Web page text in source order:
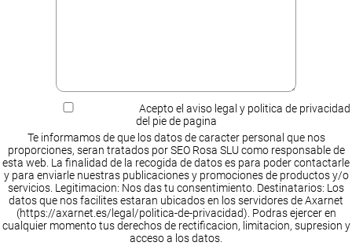
Acepto el aviso legal y politica de privacidad
del pie de pagina
Te informamos de que los datos de caracter personal que nos
proporciones, seran tratados por SEO Rosa SLU como responsable de
esta web. La finalidad de la recogida de datos es para poder contactarle
y para enviarle nuestras publicaciones y promociones de productos y/o
servicios. Legitimacion: Nos das tu consentimiento. Destinatarios: Los
datos que nos facilites estaran ubicados en los servidores de Axarnet
(https://axarnet.es/legal/politica-de-privacidad). Podras ejercer en
cualquier momento tus derechos de rectificacion, limitacion, supresion y
acceso a los datos.